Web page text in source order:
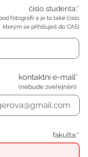
číslo studenta:*
fotografií a je to také číslo
kterým se přihlšuješ do CAS)
kontaktní e-mail*
(nebude zveřejněn)
fakulta:*